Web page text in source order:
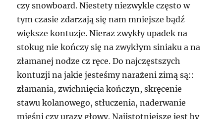
czy snowboard. Niestety niezwykle często w
tym czasie zdarzają się nam mniejsze bądź
większe kontuzje. Nieraz zwykły upadek na
stokug nie kończy się na zwykłym siniaku a na
złamanej nodze cz ręce. Do najczęstszych
kontuzji na jakie jesteśmy narażeni zimą są::
złamania, zwichnięcia kończyn, skręcenie
stawu kolanowego, stłuczenia, naderwanie
mięśni czy urazy głowy. Najistotniejsze jest by